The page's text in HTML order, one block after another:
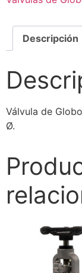
Descripción
Válvula de
Ø.